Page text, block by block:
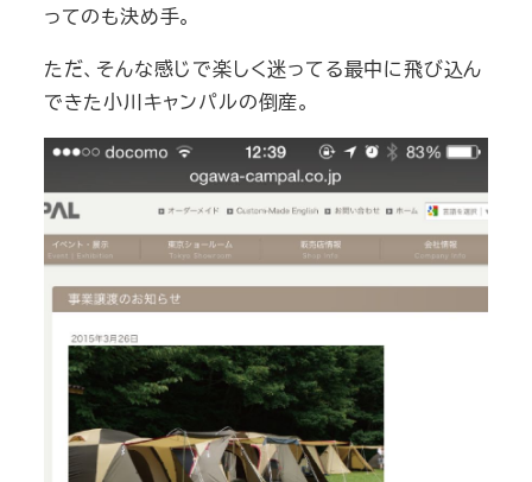
ってのも決め手。
ただ、そんな感じで楽しく迷ってる最中に飛び込ん
できた小川キャンパルの倒産。